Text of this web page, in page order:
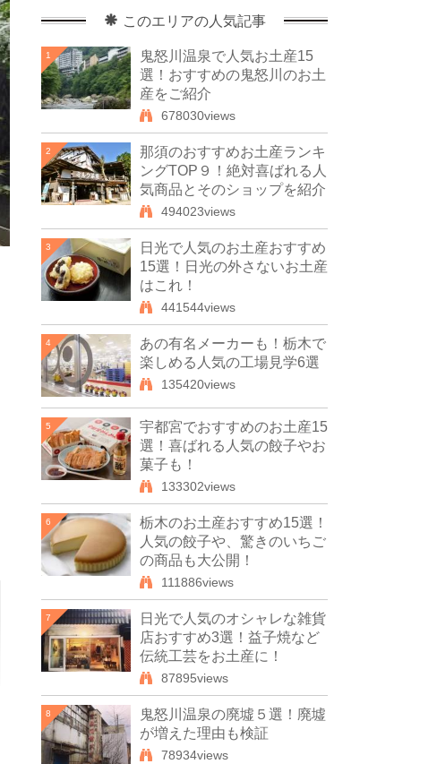
このエリアの人気記事
1
鬼怒川温泉で人気お土産15
選！おすすめの鬼怒川のお土
産をご紹介
678030views
2
那須のおすすめお土産ランキ
ングTOP９！絶対喜ばれる人
気商品とそのショップを紹介
494023views
3
日光で人気のお土産おすすめ
15選！日光の外さないお土産
はこれ！
441544views
4
あの有名メーカーも！栃木で
楽しめる人気の工場見学6選
135420views
5
宇都宮でおすすめのお土産15
選！喜ばれる人気の餃子やお
菓子も！
133302views
6
栃木のお土産おすすめ15選！
人気の餃子や、驚きのいちご
の商品も大公開！
111886views
7
日光で人気のオシャレな雑貨
店おすすめ3選！益子焼など
伝統工芸をお土産に！
87895views
8
鬼怒川温泉の廃墟５選！廃墟
が増えた理由も検証
78934views